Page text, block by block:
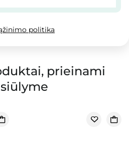
politika
prieinami